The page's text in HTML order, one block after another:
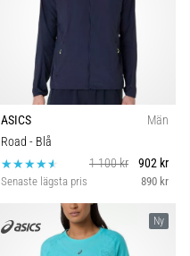
ASICS
Män
Road - Blå
1 100 kr
902 kr
Senaste lägsta pris 890 kr
Ny